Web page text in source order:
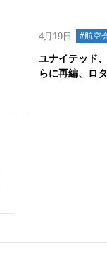
4月19日 #航空
ユナイテッド
らに再編、ロ